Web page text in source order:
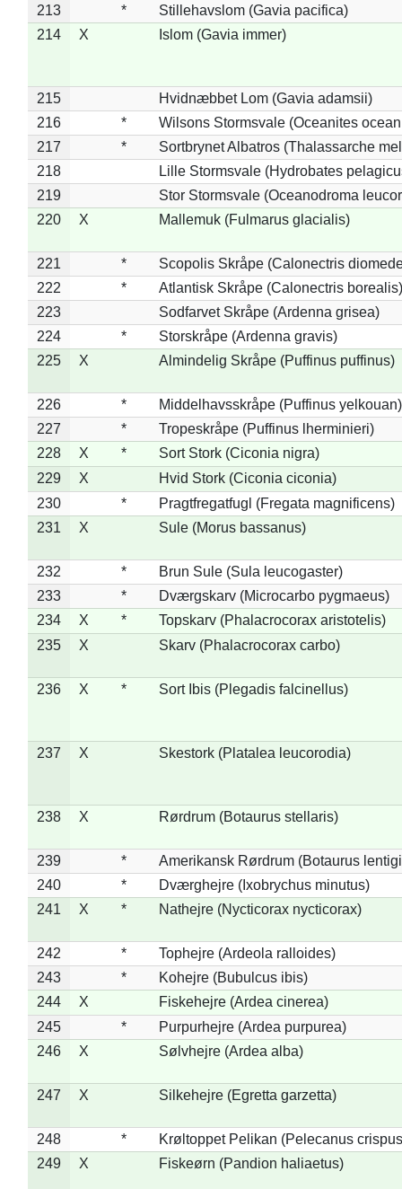
213 *
Stillehavslom (Gavia pacifica)
214
X Islom (Gavia immer)
215
Hvidnæbbet Lom (Gavia adamsii)
216
*
Wilsons Stormsvale (Oceanites
217
*
Sortbrynet Albatros (Thalassarche
218
Lille Stormsvale (Hydrobates
219
Stor Stormsvale (Oceanodroma
220
X Mallemuk (Fulmarus glacialis)
221 *
Scopolis Skråpe (Calonectris
222
*
Atlantisk Skråpe (Calonectris borealis)
223
Sodfarvet Skråpe (Ardenna grisea)
224
*
Storskråpe (Ardenna gravis)
225
X Almindelig Skråpe (Puffinus puffinus)
226 *
Middelhavsskråpe (Puffinus yelkouan)
227
*
Tropeskråpe (Puffinus lherminieri)
228
X *
Sort Stork (Ciconia nigra)
229
X
Hvid Stork (Ciconia ciconia)
230
*
Pragtfregatfugl (Fregata magnificens)
231
X Sule (Morus bassanus)
232 *
Brun Sule (Sula leucogaster)
233
*
Dværgskarv (Microcarbo pygmaeus)
234
X *
Topskarv (Phalacrocorax aristotelis)
235
X Skarv (Phalacrocorax carbo)
236 X * Sort Ibis (Plegadis falcinellus)
237 X Skestork (Platalea leucorodia)
238 X Rørdrum (Botaurus stellaris)
239 *
Amerikansk Rørdrum (Botaurus
240
*
Dværghejre (Ixobrychus minutus)
241
X * Nathejre (Nycticorax nycticorax)
242 *
Tophejre (Ardeola ralloides)
243
*
Kohejre (Bubulcus ibis)
244
X
Fiskehejre (Ardea cinerea)
245
*
Purpurhejre (Ardea purpurea)
246
X Sølvhejre (Ardea alba)
247 X Silkehejre (Egretta garzetta)
248 *
Krøltoppet Pelikan (Pelecanus
249
X Fiskeørn (Pandion haliaetus)